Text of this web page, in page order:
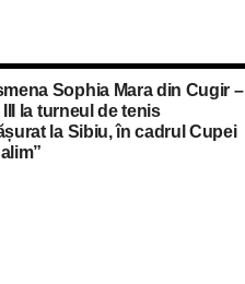
Sophia Mara din Cugir –
III la turneul de tenis
la Sibiu, în cadrul Cupei